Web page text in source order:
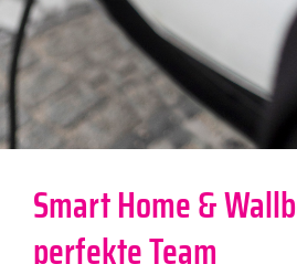
Smart Home &
perfekte Team